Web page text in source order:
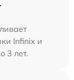
Infinix и
3 лет.